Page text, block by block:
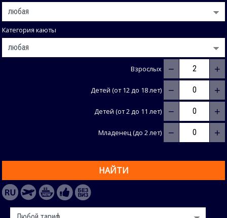
Категория каюты
Взрослых − +
Детей (от 12 до 18 лет) − +
Детей (от 2 до 11 лет) − +
Младенец (до 2 лет) − +
НАЙТИ